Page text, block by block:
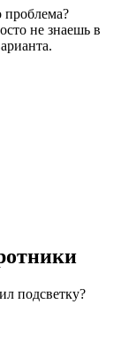
проблема?
не знаешь в
подсветку?